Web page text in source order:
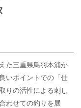
た三重県鳥羽本浦か
いポイントでの「仕
りの活性による刺し
わせての釣りを展